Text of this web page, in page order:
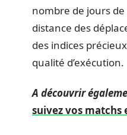
nombre de jours
distance des
des indices
qualité d’exécution.
A découvrir
suivez vos matchs